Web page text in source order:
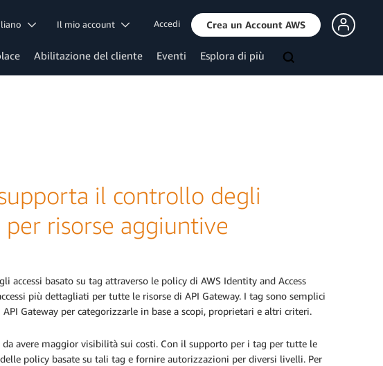
Il mio account Accedi Crea un Account AWS
Abilitazione del cliente Eventi Esplora di più
il controllo degli
per risorse aggiuntive
basato su tag attraverso le policy di AWS Identity and Access
più dettagliati per tutte le risorse di API Gateway. I tag sono semplici
Gateway per categorizzarle in base a scopi, proprietari e altri criteri.
avere maggior visibilità sui costi. Con il supporto per i tag per tutte le
policy basate su tali tag e fornire autorizzazioni per diversi livelli. Per